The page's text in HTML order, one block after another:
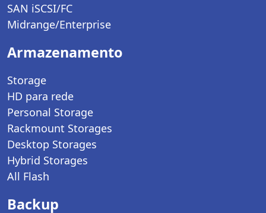
SAN iSCSI/FC
Midrange/Enterprise
Armazenamento
Storage
HD para rede
Personal Storage
Rackmount Storages
Desktop Storages
Hybrid Storages
All Flash
Backup